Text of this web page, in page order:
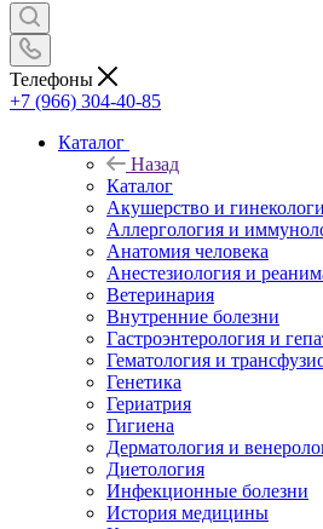
Телефоны
+7 (966) 304-40-85
Каталог
Назад
Каталог
Акушерство и
Аллергология и
Анатомия человека
Анестезиология и
Ветеринария
Внутренние болезни
Гастроэнтерология и
Гематология и
Генетика
Гериатрия
Гигиена
Дерматология и
Диетология
Инфекционные болезни
История медицины